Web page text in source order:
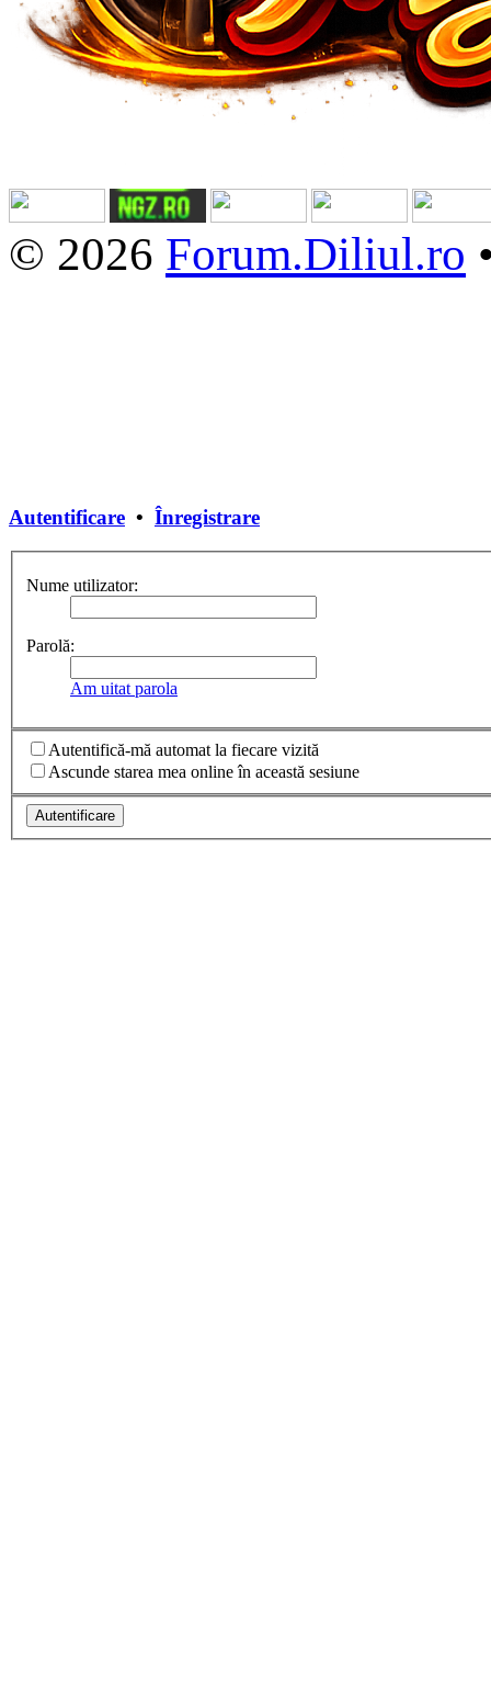
© 2026 Forum.Diliul.ro
Autentificare • Înregistrare
Nume utilizator:
Parolă:
Am uitat parola
Autentifică-mă automat la fiecare vizită
Ascunde starea mea online în această sesiune